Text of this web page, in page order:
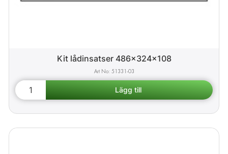
Kit lådinsatser 486x324x108
51331-03